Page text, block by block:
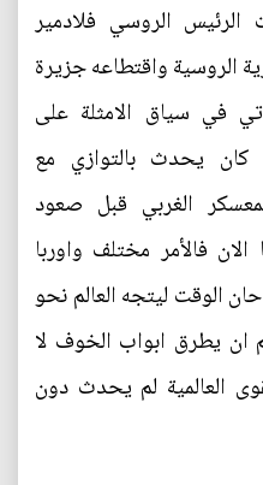
الروسي فلادمير
الروسية واقتطاعه جزيرة
في سياق الامثلة على
يحدث بالتوازي مع
الغربي قبل صعود
الان فالأمر مختلف واوربا
الوقت ليتجه العالم نحو
ان يطرق ابواب الخوف لا
العالمية لم يحدث دون